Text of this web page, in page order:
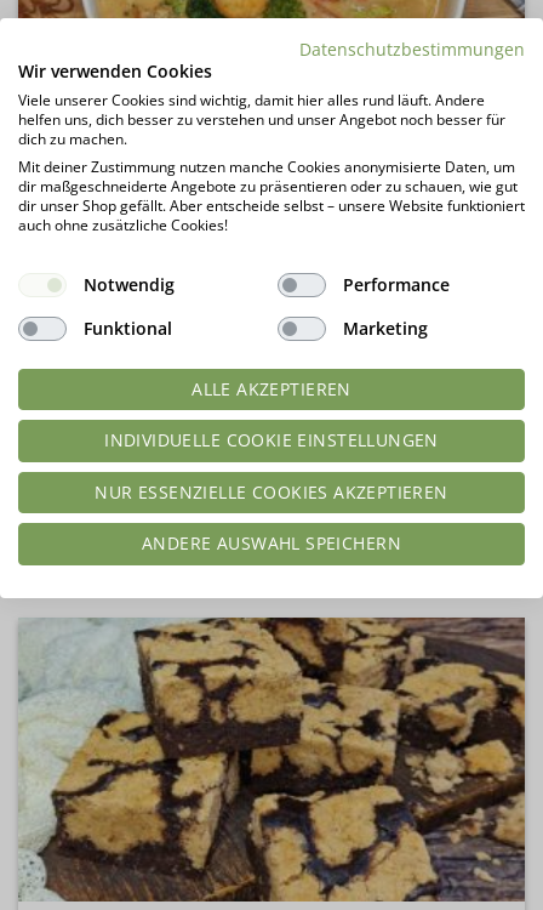
Rezept Kokos Garnelensuppe lowcarb keto glutenfrei
Rezept Shepherd´s Pie low-carb keto glutenfrei
Datenschutzbestimmungen
Wir verwenden Cookies
Viele unserer Cookies sind wichtig, damit hier alles rund läuft. Andere
helfen uns, dich besser zu verstehen und unser Angebot noch besser für
dich zu machen.
Mit deiner Zustimmung nutzen manche Cookies anonymisierte Daten, um
dir maßgeschneiderte Angebote zu präsentieren oder zu schauen, wie gut
dir unser Shop gefällt. Aber entscheide selbst – unsere Website funktioniert
auch ohne zusätzliche Cookies!
Notwendig
Performance
Funktional
Marketing
ALLE AKZEPTIEREN
INDIVIDUELLE COOKIE EINSTELLUNGEN
NUR ESSENZIELLE COOKIES AKZEPTIEREN
ANDERE AUSWAHL SPEICHERN